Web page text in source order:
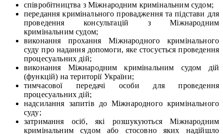
співробітництва з Міжнародним кримінальним судом;
передання кримінального провадження та підстави для
проведення консультацій з Міжнародним
кримінальним судом;
виконання прохання Міжнародного кримінального
суду про надання допомоги, яке стосується проведення
процесуальних дій;
виконання Міжнародним кримінальним судом дій
(функцій) на території України;
тимчасової передачі особи для проведення
процесуальних дій;
надсилання запитів до Міжнародного кримінального
суду;
затримання осіб, які розшукуються Міжнародним
кримінальним судом або стосовно яких надійшло